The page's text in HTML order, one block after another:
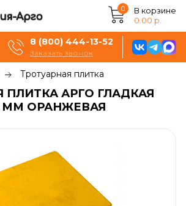
0
В корзине
0.00 р.
8 (800) 444-13-52
Заказать звонок
Тротуарная плитка
ПЛИТКА АРГО ГЛАДКАЯ
ММ ОРАНЖЕВАЯ